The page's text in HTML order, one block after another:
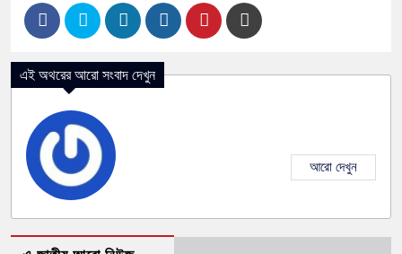
এই অথরের আরো সংবাদ দেখুন
আরো দেখুন